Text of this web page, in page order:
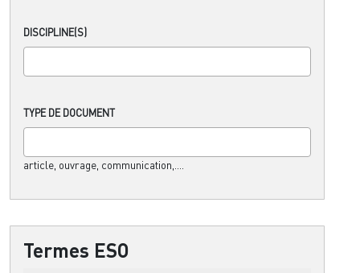
DISCIPLINE(S)
TYPE DE DOCUMENT
article, ouvrage, communication,....
Termes ESO